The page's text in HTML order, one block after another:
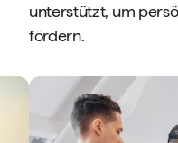
unterstützt, um
fördern.